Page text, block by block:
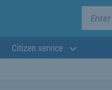
Citizen service